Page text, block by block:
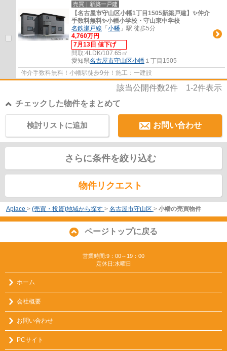
売買｜新築一戸建
【名古屋市守山区小幡1丁目1505新築戸建】✨️仲介
手数料無料✨️小幡小学校・守山東中学校
名鉄瀬戸線 「 小幡 」駅 徒歩5分
4,760万円
7月13日 値下げ
間取:4LDK/107.65㎡
愛知県名古屋市守山区小幡 １丁目1505
仲介手数料無料！小幡駅徒歩9分！施工：一建設
該当公開件数2件 1-2件表示
チェックした物件をまとめて
お問い合わせ
検討リストに追加
さらに条件を絞り込む
物件リクエスト
Aplace > (売買・投資)地域から探す > 名古屋市守山区 > 小幡の売買物件
ページトップに戻る
営業時間:9：00～19：00
定休日:水曜日
ホーム
会社概要
お問い合わせ
PCサイト